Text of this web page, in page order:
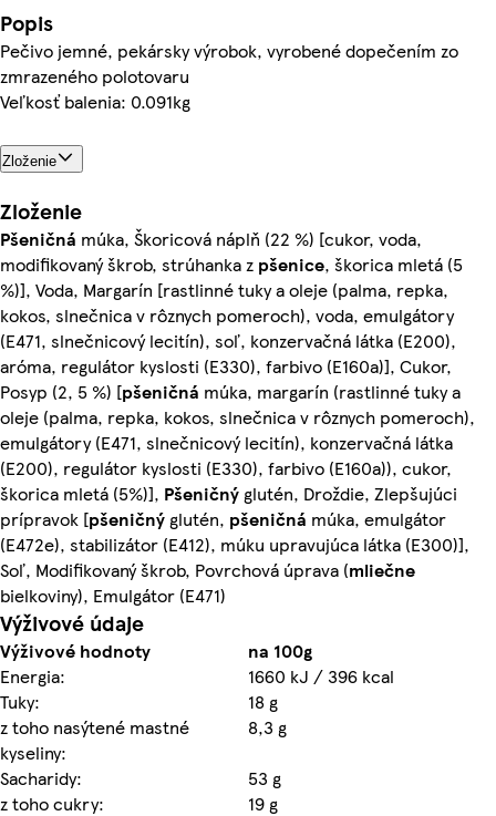
Popis
Pečivo jemné, pekársky výrobok, vyrobené dopečením zo
zmrazeného polotovaru
Veľkosť balenia: 0.091kg
Zloženie
Zloženie
Pšeničná múka, Škoricová náplň (22 %) [cukor, voda,
modifikovaný škrob, strúhanka z pšenice, škorica mletá (5
%)], Voda, Margarín [rastlinné tuky a oleje (palma, repka,
kokos, slnečnica v rôznych pomeroch), voda, emulgátory
(E471, slnečnicový lecitín), soľ, konzervačná látka (E200),
aróma, regulátor kyslosti (E330), farbivo (E160a)], Cukor,
Posyp (2, 5 %) [pšeničná múka, margarín (rastlinné tuky a
oleje (palma, repka, kokos, slnečnica v rôznych pomeroch),
emulgátory (E471, slnečnicový lecitín), konzervačná látka
(E200), regulátor kyslosti (E330), farbivo (E160a)), cukor,
škorica mletá (5%)], Pšeničný glutén, Droždie, Zlepšujúci
prípravok [pšeničný glutén, pšeničná múka, emulgátor
(E472e), stabilizátor (E412), múku upravujúca látka (E300)],
Soľ, Modifikovaný škrob, Povrchová úprava (mliečne
bielkoviny), Emulgátor (E471)
Výživové údaje
Výživové hodnoty
na 100g
Energia:
1660 kJ / 396 kcal
Tuky:
18 g
z toho nasýtené mastné
kyseliny:
8,3 g
Sacharidy:
53 g
z toho cukry:
19 g